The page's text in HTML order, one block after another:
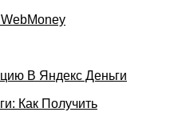
В Яндекс Деньги
Как Получить